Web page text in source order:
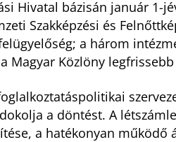
Hivatal bázisán január 1-
Szakképzési és
a három
Magyar Közlöny
a döntést. A
a hatékonyan működő